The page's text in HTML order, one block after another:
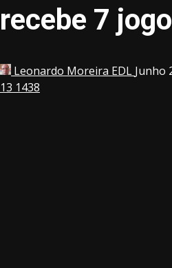
recebe 7
Leonardo Moreira EDL Junho
13 1438